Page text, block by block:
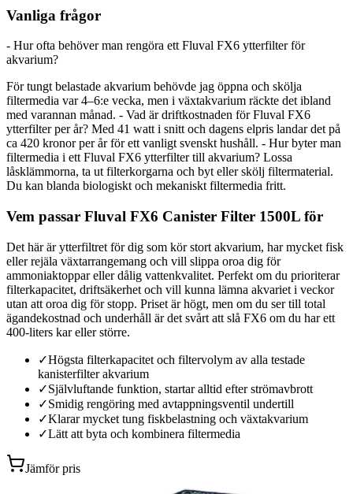
Vanliga frågor
- Hur ofta behöver man rengöra ett Fluval FX6 ytterfilter för
akvarium?
För tungt belastade akvarium behövde jag öppna och skölja
filtermedia var 4–6:e vecka, men i växtakvarium räckte det ibland
med varannan månad. - Vad är driftkostnaden för Fluval FX6
ytterfilter per år? Med 41 watt i snitt och dagens elpris landar det på
ca 420 kronor per år för ett vanligt svenskt hushåll. - Hur byter man
filtermedia i ett Fluval FX6 ytterfilter till akvarium? Lossa
låsklämmorna, ta ut filterkorgarna och byt eller skölj filtermaterial.
Du kan blanda biologiskt och mekaniskt filtermedia fritt.
Vem passar Fluval FX6 Canister Filter 1500L för
Det här är ytterfiltret för dig som kör stort akvarium, har mycket fisk
eller rejäla växtarrangemang och vill slippa oroa dig för
ammoniaktoppar eller dålig vattenkvalitet. Perfekt om du prioriterar
filterkapacitet, driftsäkerhet och vill kunna lämna akvariet i veckor
utan att oroa dig för stopp. Priset är högt, men om du ser till total
ägandekostnad och underhåll är det svårt att slå FX6 om du har ett
400-liters kar eller större.
✓Högsta filterkapacitet och filtervolym av alla testade
kanisterfilter akvarium
✓Självluftande funktion, startar alltid efter strömavbrott
✓Smidig rengöring med avtappningsventil undertill
✓Klarar mycket tung fiskbelastning och växtakvarium
✓Lätt att byta och kombinera filtermedia
Jämför pris